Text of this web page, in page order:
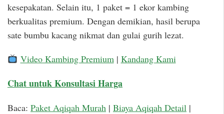
kesepakatan. Selain itu, 1 paket = 1 ekor kambing
berkualitas premium. Dengan demikian, hasil berupa
sate bumbu kacang nikmat dan gulai gurih lezat.
Video Kambing Premium| Kandang Kami
Chat untuk Konsultasi Harga
Baca: Paket Aqiqah Murah | Biaya Aqiqah Detail |